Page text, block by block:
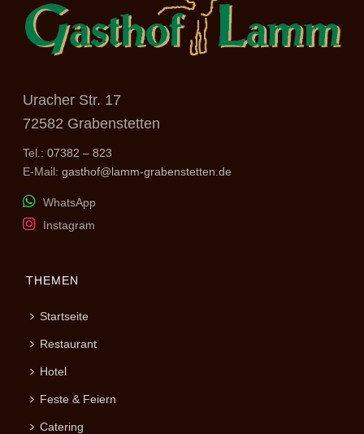
Uracher Str. 17
72582 Grabenstetten
Tel.:07382 – 823
E-Mail:gasthof@lamm-grabenstetten.de
WhatsApp
Instagram
THEMEN
Startseite
Restaurant
Hotel
Feste & Feiern
Catering